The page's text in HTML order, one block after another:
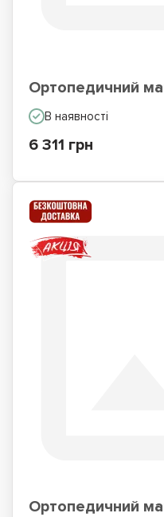
Ортопедичний
В наявності
6 311 грн
Ортопедичний